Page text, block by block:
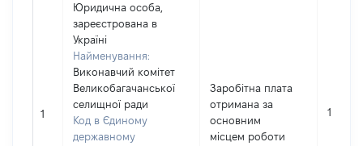
1
Юридична особа,
зареєстрована в
Україні
Найменування:
Виконавчий комітет
Великобагачанської
селищної ради
Код в Єдиному
державному
Заробітна плата
отримана за
основним
місцем роботи
109877